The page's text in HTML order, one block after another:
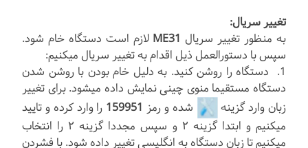
تغییر سریال:
به منظور تغییر سریال ME31 لازم است دستگاه خام شود.
سپس با دستورالعمل ذیل اقدام به تغییر سریال میکنیم:
1. دستگاه را روشن کنید. به دلیل خام بودن با روشن شدن
دستگاه مستقیما منوی چینی نمایش داده میشود. برای تغییر
زبان وارد گزینه
شده و رمز 159951 را وارد کرده و تایید
میکنیم و ابتدا گزینه ۲ و سپس مجددا گزینه ۲ را انتخاب
میکنیم تا زبان دستگاه به انگلیسی تغییر داده شود. با فشردن